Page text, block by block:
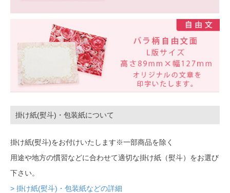
掛け紙(熨斗)・包装紙について
掛け紙(熨斗)をお付けいたします※一部商品を除く
用途や地方の慣習などに合わせて適切な掛け紙（熨斗）をお選び
下さい。
> 掛け紙(熨斗)・包装紙などの詳細